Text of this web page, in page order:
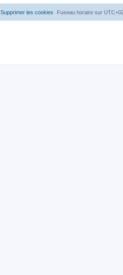
Fuseau horaire sur
Supprimer les cookies